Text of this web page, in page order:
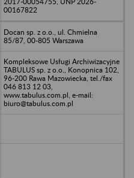
00167822
Docan sp. z o.o., ul. Chmielna
85/87, 00-805 Warszawa
Kompleksowe Usługi Archiwizacyjne
TABULUS sp. z o.o., Konopnica 102,
96-200 Rawa Mazowiecka, tel./fax
046 813 12 03,
www.tabulus.com.pl, e-mail:
biuro@tabulus.com.pl